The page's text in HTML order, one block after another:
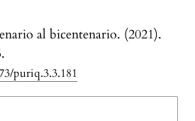
al bicentenario. (2021).
puriq.3.3.181